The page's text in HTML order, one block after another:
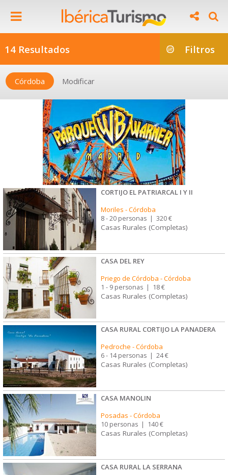
14 Resultados Filtros
Córdoba Modificar
CORTIJO EL PATRIARCAL I Y II
Moriles -Córdoba
8 - 20 personas | 320 €
Casas Rurales (Completas)
CASA DEL REY
Priego de Córdoba -Córdoba
1 - 9 personas | 18 €
Casas Rurales (Completas)
CASA RURAL CORTIJO LA PANADERA
Pedroche -Córdoba
6 - 14 personas 24 €
Casas Rurales (Completas)
CASA MANOLIN
Posadas -Córdoba
10 personas | 140 €
Casas Rurales (Completas)
CASA RURAL LA SERRANA